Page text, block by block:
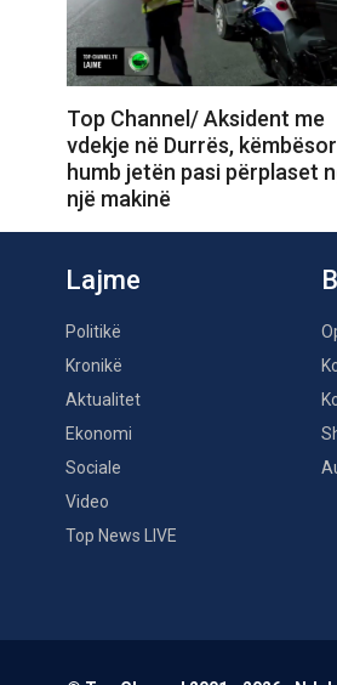
Top Channel/ Aksident me
vdekje në Durrës,
humb jetën pasi përplaset
një makinë
Lajme
Politikë
Kronikë
Aktualitet
Ekonomi
Sociale
Video
Top News LIVE